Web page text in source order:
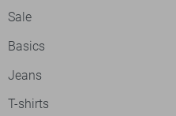
Sale
Basics
Jeans
T-shirts